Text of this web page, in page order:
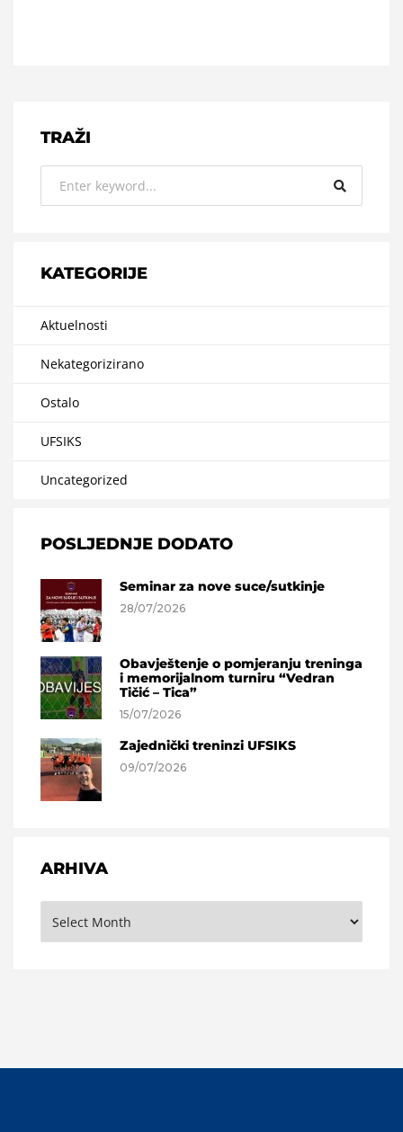
TRAŽI
KATEGORIJE
Aktuelnosti
Nekategorizirano
Ostalo
UFSIKS
Uncategorized
POSLJEDNJE DODATO
Seminar za nove suce/sutkinje
28/07/2026
Obavještenje o pomjeranju treninga
i memorijalnom turniru “Vedran
Tičić – Tica”
15/07/2026
Zajednički treninzi UFSIKS
09/07/2026
ARHIVA